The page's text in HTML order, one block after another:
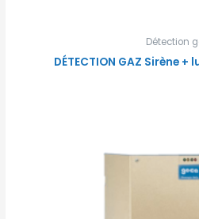
Détection
DÉTECTION GAZ Sirène +